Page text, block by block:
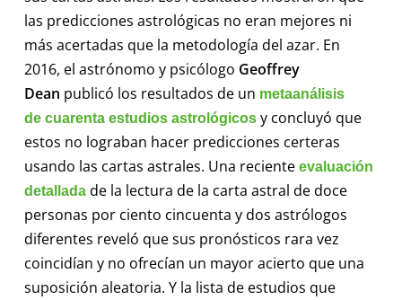
las predicciones astrológicas no eran mejores ni
más acertadas que la metodología del azar. En
2016, el astrónomo y psicólogo Geoffrey
Dean publicó los resultados de un metaanálisis
de cuarenta estudios astrológicosy concluyó que
estos no lograban hacer predicciones certeras
usando las cartas astrales. Una reciente evaluación
detalladade la lectura de la carta astral de doce
personas por ciento cincuenta y dos astrólogos
diferentes reveló que sus pronósticos rara vez
coincidían y no ofrecían un mayor acierto que una
suposición aleatoria. Y la lista de estudios que